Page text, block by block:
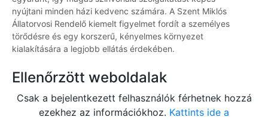
nyújtani minden házi kedvenc számára. A Szent Miklós
Állatorvosi Rendelő kiemelt figyelmet fordít a személyes
törődésre és egy korszerű, kényelmes környezet
kialakítására a legjobb ellátás érdekében.
Ellenőrzött weboldalak
Csak a bejelentkezett felhasználók férhetnek hozzá
ezekhez az információkhoz. Kattints ide a